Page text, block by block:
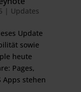
| Updates
Update
sowie
heute
Pages,
Apps stehen